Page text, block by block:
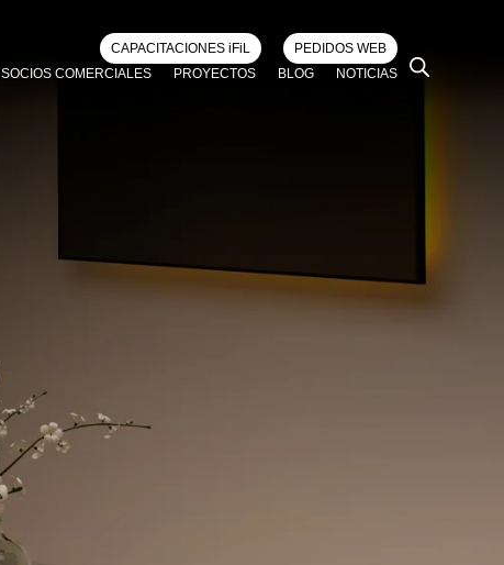
CAPACITACIONES iFiL
PEDIDOS WEB
SOCIOS COMERCIALES PROYECTOS BLOG NOTICIAS